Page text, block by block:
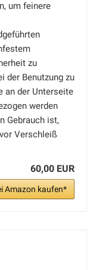
um feinere
zu
der Benutzung zu
an der Unterseite
werden
Gebrauch ist,
Verschleiß
60,00 EUR
Amazon kaufen*